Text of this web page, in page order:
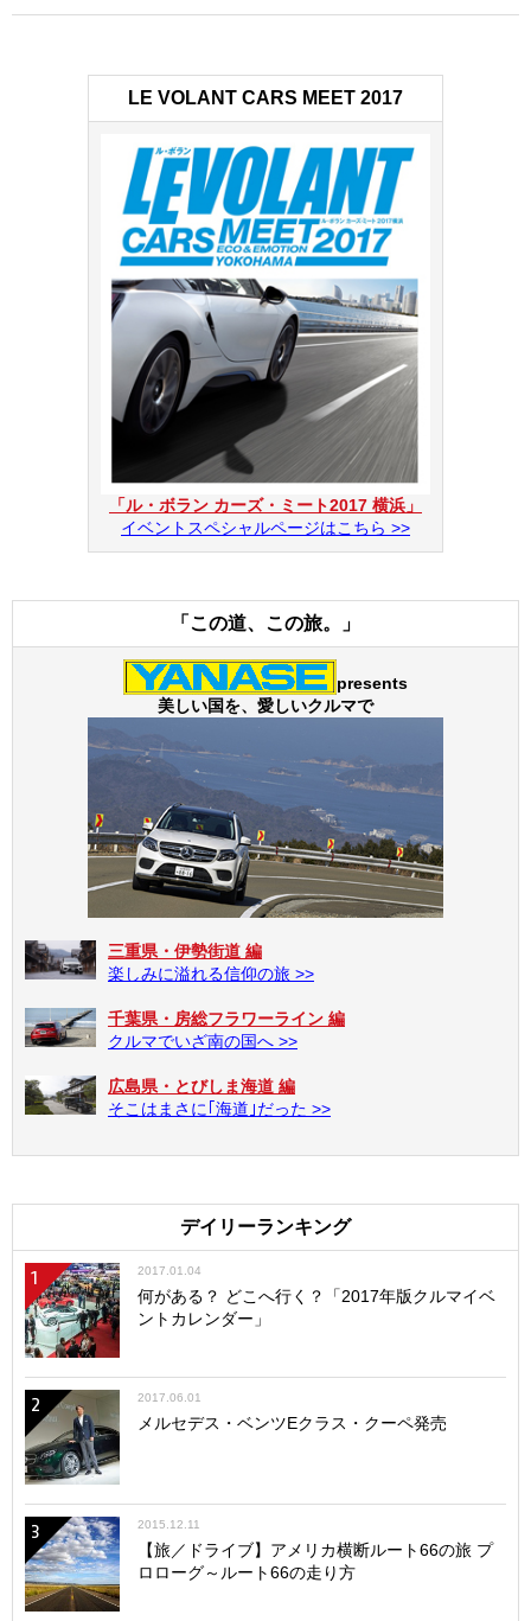
LE VOLANT CARS MEET 2017
「ル・ボラン カーズ・ミート2017 横浜」
イベントスペシャルページはこちら >>
「この道、この旅。」
presents
美しい国を、愛しいクルマで
三重県・伊勢街道 編
楽しみに溢れる信仰の旅 >>
千葉県・房総フラワーライン 編
クルマでいざ南の国へ >>
広島県・とびしま海道 編
そこはまさに｢海道｣だった >>
デイリーランキング
1 2017.01.04
何がある？ どこへ行く？「2017年版クルマイベ
ントカレンダー」
2 2017.06.01
メルセデス・ベンツEクラス・クーペ発売
3 2015.12.11
【旅／ドライブ】アメリカ横断ルート66の旅 プ
ロローグ～ルート66の走り方